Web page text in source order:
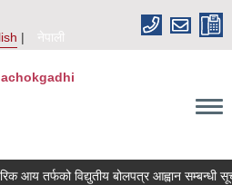
नेपाली
आय तर्फको विद्युतीय बोलपत्र आह्वान सम्बन्धी